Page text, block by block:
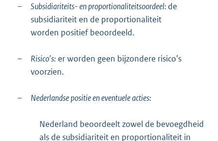
– Subsidiariteits- en proportionaliteitsoordeel: de
subsidiariteit en de proportionaliteit
worden positief beoordeeld.
– Risico’s: er worden geen bijzondere risico’s
voorzien.
– Nederlandse positie en eventuele acties:
Nederland beoordeelt zowel de bevoegdheid
als de subsidiariteit en proportionaliteit in